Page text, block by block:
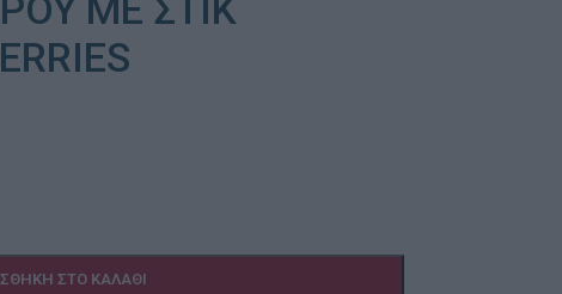
ΜΕ ΣΤΙΚ
ΣΤΟ ΚΑΛΆΘΙ